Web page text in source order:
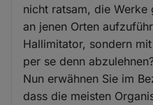
nicht ratsam, die Werke
an jenen Orten
Hallimitator, sondern
per se denn
Nun erwähnen Sie im
dass die meisten